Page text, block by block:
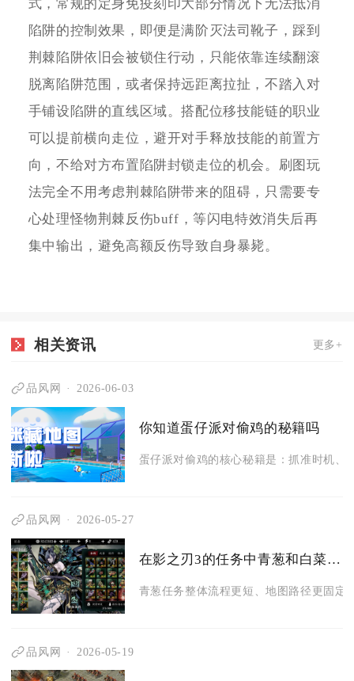
式，常规的定身免疫刻印大部分情况下无法抵消
陷阱的控制效果，即便是满阶灭法司靴子，踩到
荆棘陷阱依旧会被锁住行动，只能依靠连续翻滚
脱离陷阱范围，或者保持远距离拉扯，不踏入对
手铺设陷阱的直线区域。搭配位移技能链的职业
可以提前横向走位，避开对手释放技能的前置方
向，不给对方布置陷阱封锁走位的机会。刷图玩
法完全不用考虑荆棘陷阱带来的阻碍，只需要专
心处理怪物荆棘反伤buff，等闪电特效消失后再
集中输出，避免高额反伤导致自身暴毙。
相关资讯 更多+
品风网 2026-06-03
你知道蛋仔派对偷鸡的秘籍吗
蛋仔派对偷鸡的核心秘籍是：抓准时机、
品风网 2026-05-27
在影之刃3的任务中青葱和白菜哪个更好做
青葱任务整体流程更短、地图路径更固定
品风网 2026-05-19